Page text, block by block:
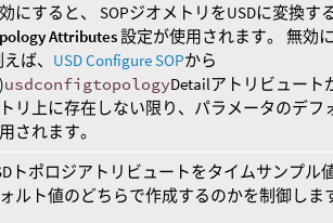
にすると、 SOPジオメトリをUSDに変換す
Attributes設定が使用されます。 無効
ば、 USD Configure SOPから
usdconfigtopologyDetailアトリビュート
リ上に存在しない限り、パラメータのデフ
されます。
トポロジアトリビュートをタイムサンプル
ルト値のどちらで作成するのかを制御しま